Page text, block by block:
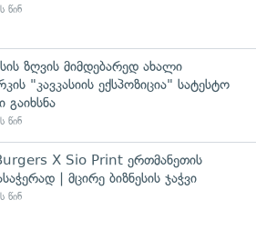
წინ
ზღვის მიმდებარედ ახალი
"კავკასიის ექსპოზიცია" სატესტო
გაიხსნა
წინ
X Sio Print ერთმანეთის
| მცირე ბიზნესის ჯაჭვი
წინ